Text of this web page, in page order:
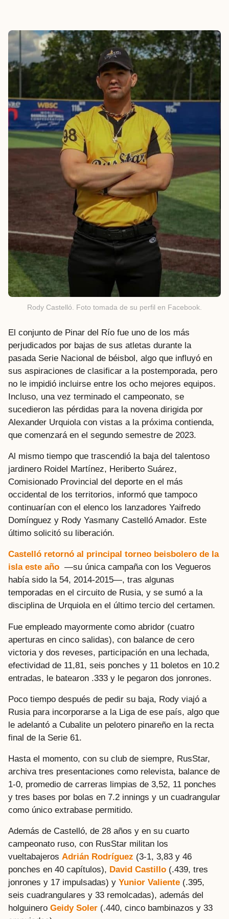
Rody Castelló. Foto tomada de su perfil en Facebook.
El conjunto de Pinar del Río fue uno de los más
perjudicados por bajas de sus atletas durante la
pasada Serie Nacional de béisbol, algo que influyó en
sus aspiraciones de clasificar a la postemporada, pero
no le impidió incluirse entre los ocho mejores equipos.
Incluso, una vez terminado el campeonato, se
sucedieron las pérdidas para la novena dirigida por
Alexander Urquiola con vistas a la próxima contienda,
que comenzará en el segundo semestre de 2023.
Al mismo tiempo que trascendió la baja del talentoso
jardinero Roidel Martínez, Heriberto Suárez,
Comisionado Provincial del deporte en el más
occidental de los territorios, informó que tampoco
continuarían con el elenco los lanzadores Yaifredo
Domínguez y Rody Yasmany Castelló Amador. Este
último solicitó su liberación.
Castelló retornó al principal torneo beisbolero de la
isla este año —su única campaña con los Vegueros
había sido la 54, 2014-2015—, tras algunas
temporadas en el circuito de Rusia, y se sumó a la
disciplina de Urquiola en el último tercio del certamen.
Fue empleado mayormente como abridor (cuatro
aperturas en cinco salidas), con balance de cero
victoria y dos reveses, participación en una lechada,
efectividad de 11,81, seis ponches y 11 boletos en 10.2
entradas, le batearon .333 y le pegaron dos jonrones.
Poco tiempo después de pedir su baja, Rody viajó a
Rusia para incorporarse a la Liga de ese país, algo que
le adelantó a Cubalite un pelotero pinareño en la recta
final de la Serie 61.
Hasta el momento, con su club de siempre, RusStar,
archiva tres presentaciones como relevista, balance de
1-0, promedio de carreras limpias de 3,52, 11 ponches
y tres bases por bolas en 7.2 innings y un cuadrangular
como único extrabase permitido.
Además de Castelló, de 28 años y en su cuarto
campeonato ruso, con RusStar militan los
vueltabajeros Adrián Rodríguez (3-1, 3,83 y 46
ponches en 40 capítulos), David Castillo (.439, tres
jonrones y 17 impulsadas) y Yunior Valiente (.395,
seis cuadrangulares y 33 remolcadas), además del
holguinero Geidy Soler (.440, cinco bambinazos y 33